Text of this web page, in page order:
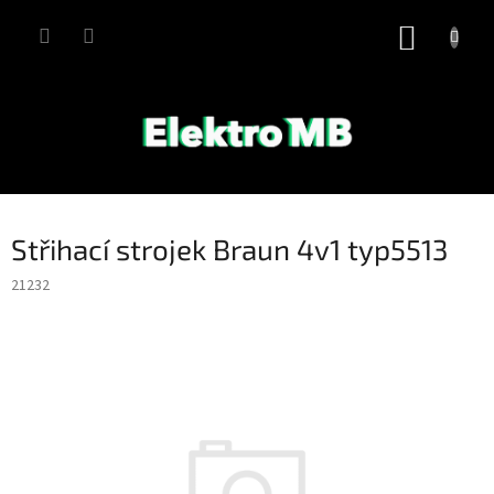
Střihací strojek Braun 4v1 typ5513
21232